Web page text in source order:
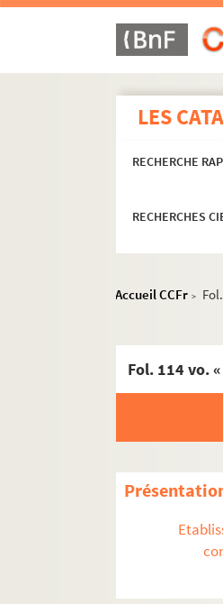
LES
RECHERCHE
RECHERCHES
Accueil CCFr >
Fol. 32. «
Fol. 37. «
Fol. 41. «
Fol. 42.
Fol. 43. «
Fol. 44
Fol. 47. «
Fol. 48. «
Fol. 59 vo.
Fol. 61. «
Fol. 64. «
Fol. 68.
Fol. 69. «
Fol. 74. «